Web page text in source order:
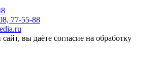
77-55-88
вы даёте согласие на обработку